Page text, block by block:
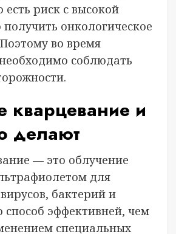
риск с высокой
онкологическое
во время
соблюдать
кварцевание и
делают
— это облучение
для
бактерий и
способ эффективней, чем
специальных